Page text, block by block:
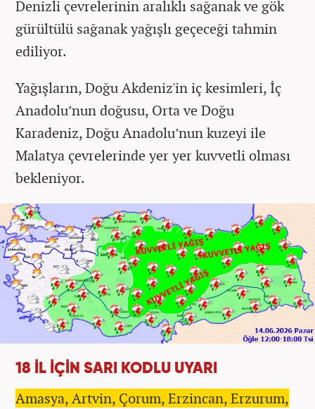
Denizli çevrelerinin aralıklı sağanak ve gök
gürültülü sağanak yağışlı geçeceği tahmin
ediliyor.
Yağışların, Doğu Akdeniz'in iç kesimleri, İç
Anadolu’nun doğusu, Orta ve Doğu
Karadeniz, Doğu Anadolu’nun kuzeyi ile
Malatya çevrelerinde yer yer kuvvetli olması
bekleniyor.
18 İL İÇİN SARI KODLU UYARI
Amasya, Artvin, Çorum, Erzincan, Erzurum,